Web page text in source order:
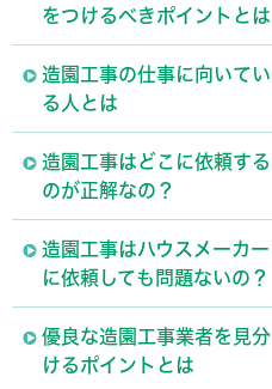
をつけるべきポイントとは
造園工事の仕事に向いてい
る人とは
造園工事はどこに依頼する
のが正解なの？
造園工事はハウスメーカー
に依頼しても問題ないの？
優良な造園工事業者を見分
けるポイントとは